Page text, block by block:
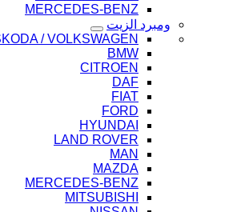
MERCEDES-BENZ
ومبرد الزيت
/ VOLKSWAGEN
BMW
CITROEN
DAF
FIAT
FORD
HYUNDAI
LAND ROVER
MAN
MAZDA
MERCEDES-BENZ
MITSUBISHI